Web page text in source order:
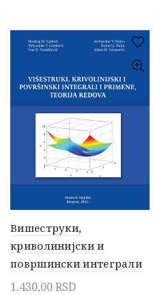
Вишеструки,
криволинијски и
површински интеграли
1.430,00RSD